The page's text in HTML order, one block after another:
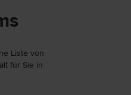
Liste von
für Sie in